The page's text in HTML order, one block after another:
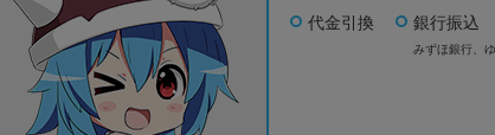
代金引換 銀行振込
みずほ銀行、